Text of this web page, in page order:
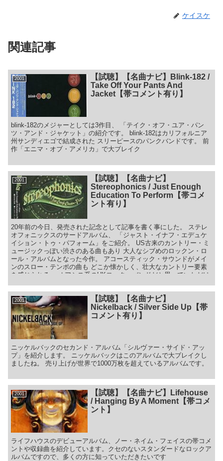
ケイスケ
関連記事
2001
【試聴】【名曲ナビ】Blink-182 /
Take Off Your Pants And
Jacket【帯コメント有り】
blink-182のメジャーとしては3作目、 「テイク・オフ・ユア・パン
ツ・アンド・ジャケット」の紹介です。 blink-182はカリフォルニア
州サンディエゴで結成された スリーピースのパンクバンドです。 前
作「エニマ・オブ・アメリカ」で大ブレイク
2001
【試聴】【名曲ナビ】
Stereophonics / Just Enough
Education To Perform【帯コメ
ント有り】
20年前の今日、発売された記念として記事を書く事にした。 ステレ
オフォニックスのサードアルバム、 「ジャスト・イナフ・エデュケ
イション・トゥ・パフォーム」をご紹介。 US古来のカントリー・ミ
ュージックっぽい渋さのある曲もあり 大人なシブめのロックン・ロ
ール・アルバムとなった今作。 アコースティック・サウンドがメイ
ンのスロー・テンポの曲も どこか懐かしく、壮大なカントリー要素
を感じられる。 オアシス系のUKロック・バンドだと思っていただけ
ドの中に「アメリカン・ハイファイ」というバンドがいるが、 彼ら
はアメリカのバンドなんだけどUKっぽい曲を演ったりする。 一方、
今作のステレオフォニックスは、UKロックバンドでありながら、 ア
メリカン・カントリーのような伝統の音楽の影響が強く感じられる。
2001
【試聴】【名曲ナビ】
Nickelback / Silver Side Up【帯
コメント有り】
ニッケルバックのセカンド・アルバム「シルヴァー・サイド・アッ
プ」を紹介します。 ニッケルバックはこのアルバムで大ブレイクし
ましたね。 売り上げが世界で1000万枚を超えているアルバムです。
2001
【試聴】【名曲ナビ】Lifehouse
/ Hanging By A Moment【帯コメ
ント】
ライフハウスのデビューアルバム、ノー・ネイム・フェイスの帯コメ
ントや収録曲を紹介しています。クセのないスタンダードなロックア
ルバムですので、多くの方に知っていただきたいです